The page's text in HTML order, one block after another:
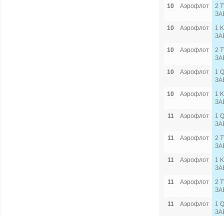
10
Аэрофлот
2
10
Аэрофлот
1
10
Аэрофлот
2
10
Аэрофлот
1
10
Аэрофлот
1
11
Аэрофлот
1
11
Аэрофлот
2
11
Аэрофлот
1
11
Аэрофлот
2
11
Аэрофлот
1